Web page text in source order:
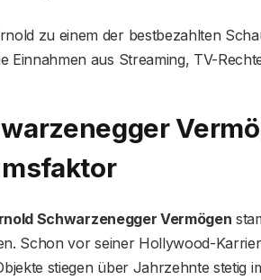
zu einem der bestbezahlten
Einnahmen aus Streaming, TV-
Schwarzenegger Vermögen
Schon vor seiner Hollywood-
stiegen über Jahrzehnte stetig